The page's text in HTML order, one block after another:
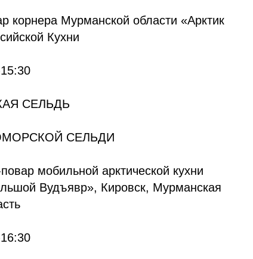
Мурманской области «Арктик
Кухни
СЕЛЬДЬ
СЕЛЬДИ
мобильной арктической кухни
Вудъявр», Кировск, Мурманская